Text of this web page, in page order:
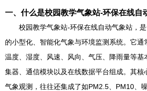
一、什么是校园教学气象站-环保在线自
校园教学气象站-环保在线自动气象站，
的小型化、智能化气象与环境监测系统。它
温度、湿度、风速、风向、气压、降雨量等基
集器、通信模块以及在线数据平台组成。其核
气象观测，往往还集成了如PM2.5、PM10、